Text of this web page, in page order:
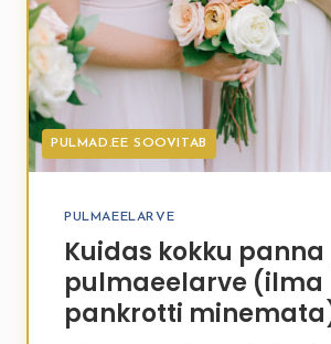
PULMAD.EE SOOVITAB
PULMAEELARVE
Kuidas kokku
pulmaeelarve (ilma
pankrotti